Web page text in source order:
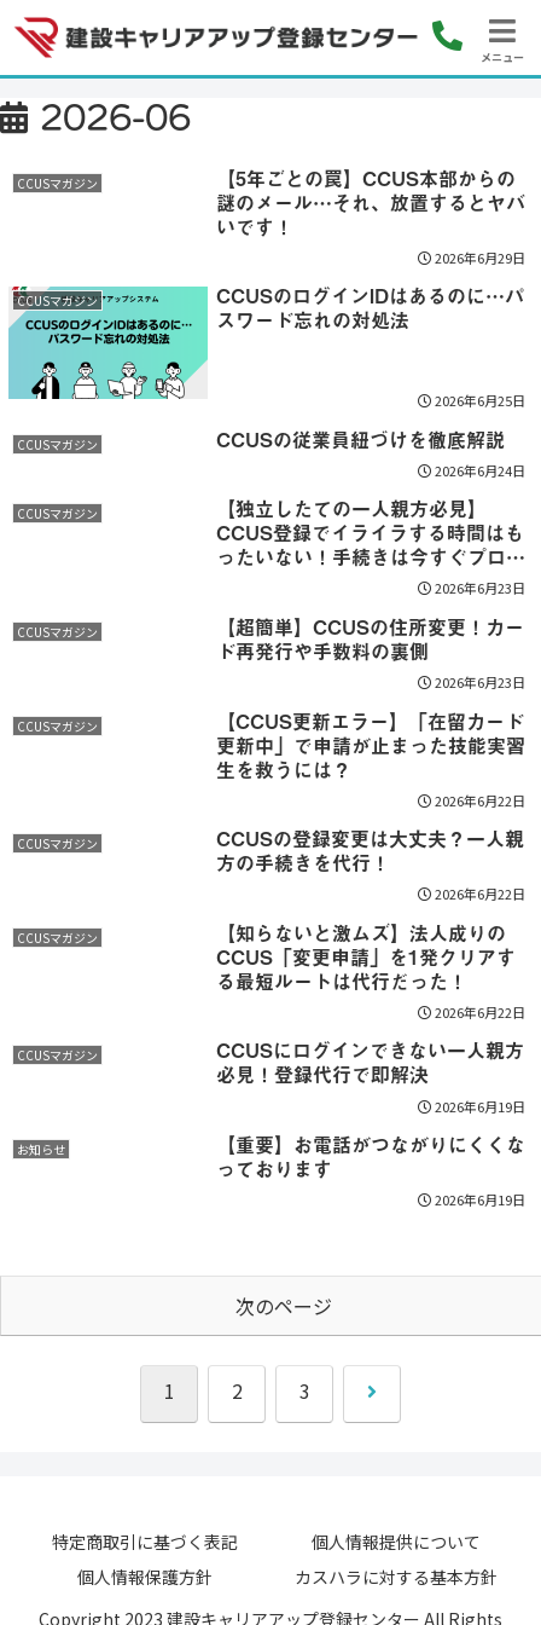
メニュー
2026-06
CCUSマガジン
【5年ごとの罠】CCUS本部からの
謎のメール…それ、放置するとヤバ
いです！
2026年6月29日
CCUSマガジン
CCUSのログインIDはあるのに…パ
スワード忘れの対処法
2026年6月25日
CCUSマガジン CCUSの従業員紐づけを徹底解説
2026年6月24日
CCUSマガジン
【独立したての一人親方必見】
CCUS登録でイライラする時間はも
ったいない！手続きは今すぐプロの
2026年6月23日
CCUSマガジン
【超簡単】CCUSの住所変更！カー
ド再発行や手数料の裏側
2026年6月23日
CCUSマガジン
【CCUS更新エラー】「在留カード
更新中」で申請が止まった技能実習
生を救うには？
2026年6月22日
CCUSマガジン
CCUSの登録変更は大丈夫？一人親
方の手続きを代行！
2026年6月22日
CCUSマガジン
【知らないと激ムズ】法人成りの
CCUS「変更申請」を1発クリアす
る最短ルートは代行だった！
2026年6月22日
CCUSマガジン
CCUSにログインできない一人親方
必見！登録代行で即解決
2026年6月19日
お知らせ
【重要】お電話がつながりにくくな
っております
2026年6月19日
次のページ
1 2 3
次
特定商取引に基づく表記
個人情報提供について
個人情報保護方針
カスハラに対する基本方針
Copyright 2023 建設キャリアアップ登録センター All Rights